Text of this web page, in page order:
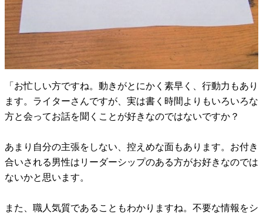
「お忙しい方ですね。動きがとにかく素早く、行動力もあり
ます。ライターさんですが、実は書く時間よりもいろいろな
方と会ってお話を聞くことが好きなのではないですか？
あまり自分の主張をしない、控えめな面もあります。お付き
合いされる男性はリーダーシップのある方がお好きなのでは
ないかと思います。
また、職人気質であることもわかりますね。不要な情報をシ